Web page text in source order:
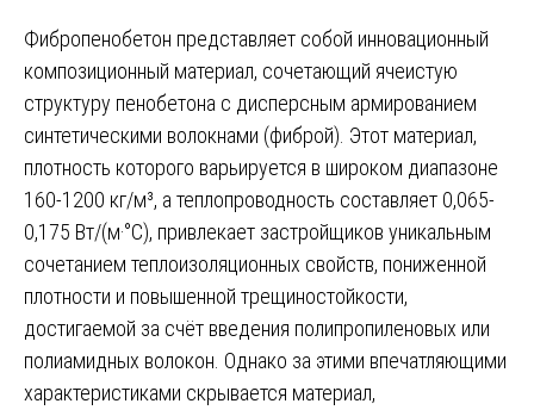
Фибропенобетон представляет собой инновационный
композиционный материал, сочетающий ячеистую
структуру пенобетона с дисперсным армированием
синтетическими волокнами (фиброй). Этот материал,
плотность которого варьируется в широком диапазоне
160-1200 кг/м³, а теплопроводность составляет 0,065-
0,175 Вт/(м·°С), привлекает застройщиков уникальным
сочетанием теплоизоляционных свойств, пониженной
плотности и повышенной трещиностойкости,
достигаемой за счёт введения полипропиленовых или
полиамидных волокон. Однако за этими впечатляющими
характеристиками скрывается материал,